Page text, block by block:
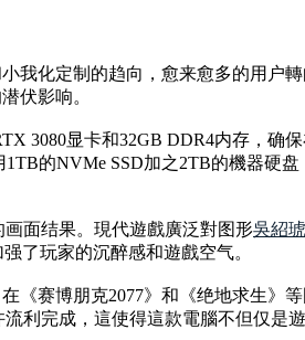
我化定制的趋向，愈来愈多的用户
伏影响。
3080显卡和32GB DDR4内存，确
的NVMe SSD加之2TB的機器硬
画面结果。現代遊戲廣泛對图形吳紹琥
了玩家的沉醉感和遊戲空气。
《赛博朋克2077》和《绝地求生》
利完成，這使得這款電腦不但仅是